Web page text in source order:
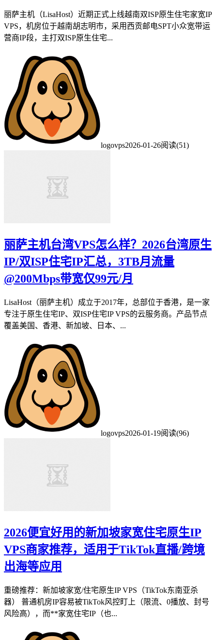
丽萨主机（LisaHost）近期正式上线越南双ISP原生住宅家宽IP
VPS，机房位于越南胡志明市，采用西贡邮电SPT小众宽带运
营商IP段，主打双ISP原生住宅...
logovps2026-01-26阅读(51)
丽萨主机台湾VPS怎么样？2026台湾原生
IP/双ISP住宅IP汇总，3TB月流量
@200Mbps带宽仅99元/月
LisaHost（丽萨主机）成立于2017年，总部位于香港，是一家
专注于原生住宅IP、双ISP住宅IP VPS的云服务商。产品节点
覆盖美国、香港、新加坡、日本、...
logovps2026-01-19阅读(96)
2026便宜好用的新加坡家宽住宅原生IP
VPS商家推荐，适用于TikTok直播/跨境
出海等应用
重磅推荐：新加坡家宽/住宅原生IP VPS（TikTok东南亚杀
器） 普通机房IP容易被TikTok风控盯上（限流、0播放、封号
风险高），而**家宽住宅IP（也...